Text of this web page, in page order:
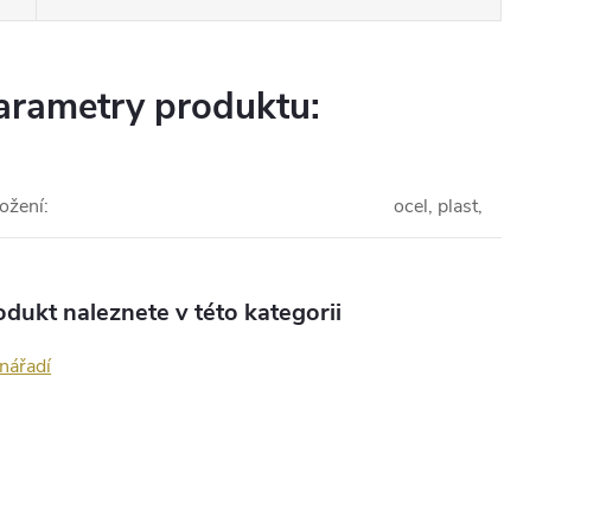
produktu:
: ocel, plast,
naleznete v této kategorii
nářadí